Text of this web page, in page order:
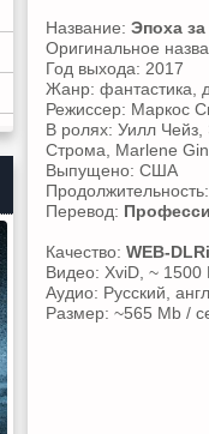
Название: Эпоха
Оригинальное
Год выхода: 2017
Жанр: фантастика,
Режиссер: Маркос
В ролях: Уилл
Строма, Marlene
Выпущено: США
Перевод:
Качество: WEB-
Видео: XviD, ~ 1500
Аудио: Русский,
Размер: ~565 Mb /